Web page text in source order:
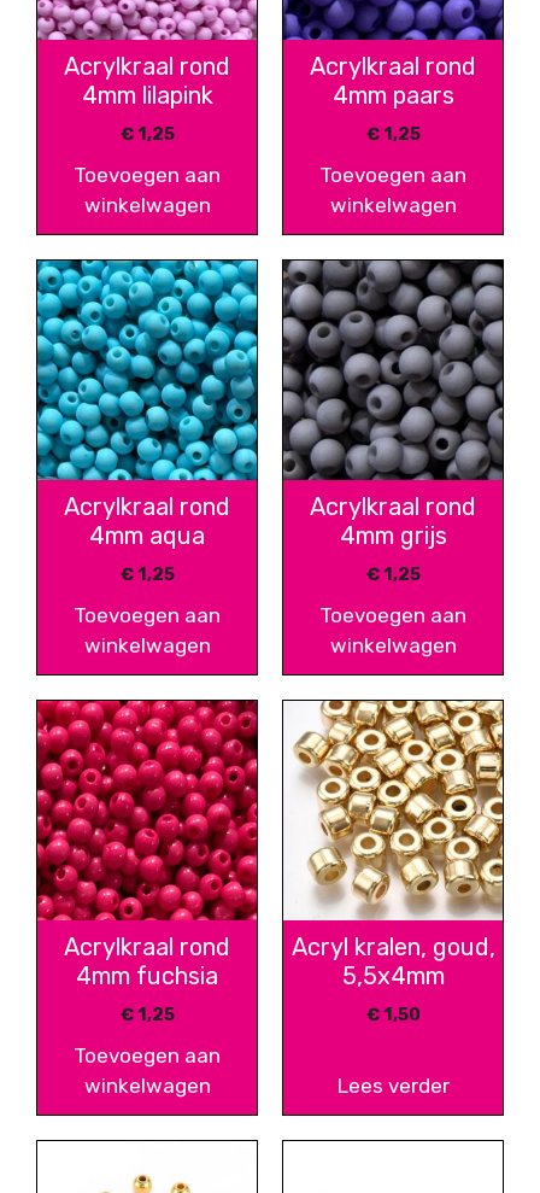
Acrylkraal rond
4mm lilapink
€1,25
Toevoegen aan
winkelwagen
Acrylkraal rond
4mm paars
€1,25
Toevoegen aan
winkelwagen
Acrylkraal rond
4mm aqua
€1,25
Toevoegen aan
winkelwagen
Acrylkraal rond
4mm grijs
€1,25
Toevoegen aan
winkelwagen
Acrylkraal rond
4mm fuchsia
€1,25
Toevoegen aan
winkelwagen
Acryl kralen, goud,
5,5x4mm
€1,50
Lees verder